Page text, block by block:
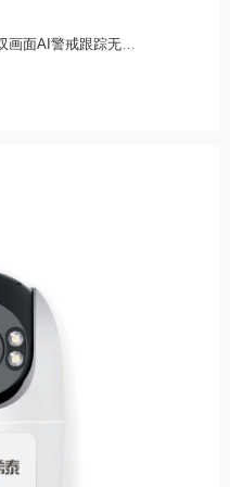
XT-H3-W 800万双WiFi枪球双画面AI警戒跟踪无线球机